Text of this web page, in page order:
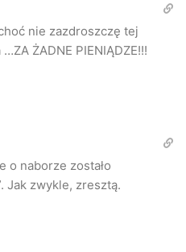
nie zazdroszczę tej
ŻADNE PIENIĄDZE!!!
o naborze zostało
Jak zwykle, zresztą.